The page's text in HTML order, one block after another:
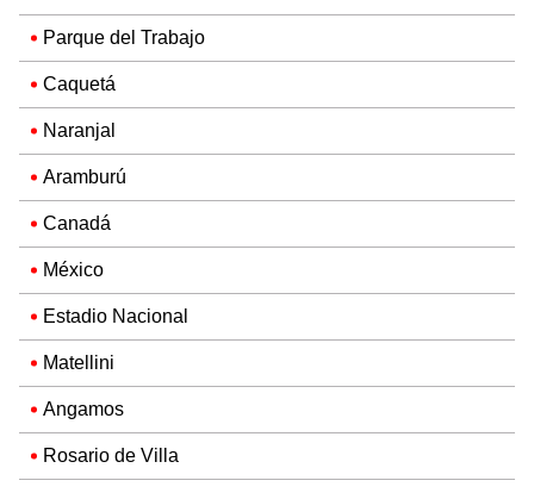
Parque del Trabajo
Caquetá
Naranjal
Aramburú
Canadá
México
Estadio Nacional
Matellini
Angamos
Rosario de Villa